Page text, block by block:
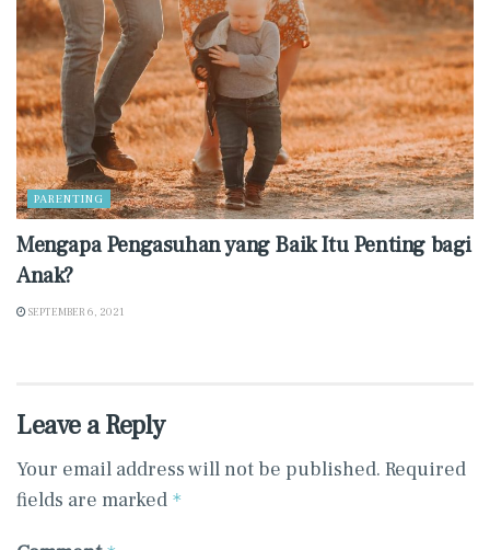
PARENTING
Mengapa Pengasuhan yang Baik Itu Penting bagi
Anak?
SEPTEMBER 6, 2021
Leave a Reply
Your email address will not be published. Required
fields are marked *